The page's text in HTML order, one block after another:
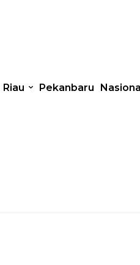
Riau Pekanbaru